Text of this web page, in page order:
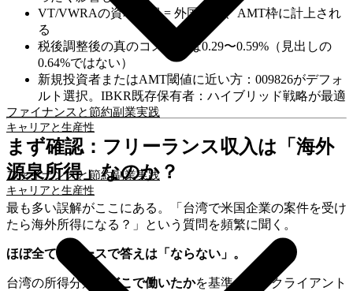
ファイナンスと節約副業実践
キャリアと生産性
ファイナンスと節約副業実践
キャリアと生産性
VT/VWRAの資本利得 = 外国所得、AMT枠に計上され
る
税後調整後の真のコスト差は0.29〜0.59%（見出しの
0.64%ではない）
新規投資者またはAMT閾値に近い方：009826がデフォ
ルト選択。IBKR既存保有者：ハイブリッド戦略が最適
まず確認：フリーランス収入は「海外
源泉所得」なのか？
最も多い誤解がここにある。「台湾で米国企業の案件を受け
たら海外所得になる？」という質問を頻繁に聞く。
ほぼ全てのケースで答えは「ならない」。
台湾の所得分類は どこで働いたかを基準とし、クライアント